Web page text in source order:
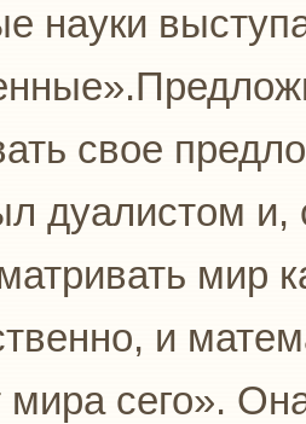
науки
свое
дуалистом и,
мир
и
мира сего».